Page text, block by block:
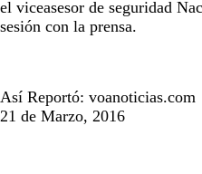
el viceasesor de seguridad
sesión con la prensa.
Así Reportó: voanoticias.com
21 de Marzo, 2016